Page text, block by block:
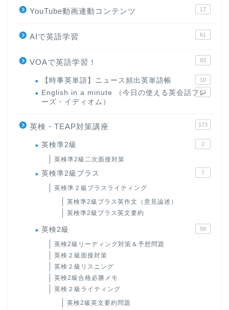
YouTube動画連動コンテンツ 17
AIで英語学習 61
VOAで英語学習！ 83
【時事英単語】ニュース頻出英単語帳 10
English in a minute （今日の使える英会話フレ
ーズ・イディオム）
63
英検・TEAP対策講座 173
英検準2級 2
英検準2級二次面接対策
英検準2級プラス 7
英検準２級プラスライティング
英検準2級プラス英作文（意見論述）
英検準2級プラス英文要約
英検2級 58
英検2級リーディング対策＆予想問題
英検２級面接対策
英検２級リスニング
英検2級合格必勝メモ
英検２級ライティング
英検2級英文要約問題